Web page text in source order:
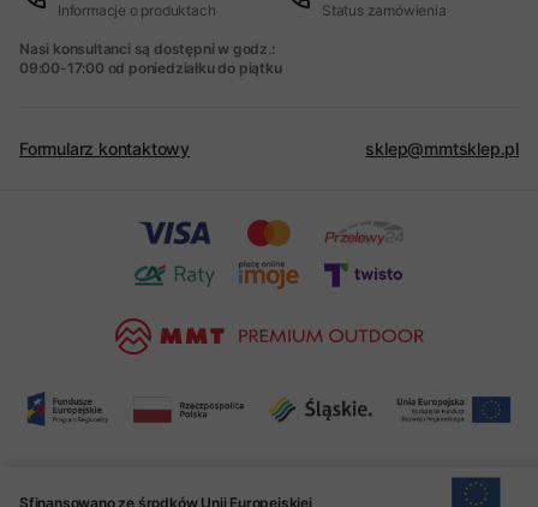
Informacje o produktach Status zamówienia
Nasi konsultanci są dostępni w godz.:
09:00-17:00 od poniedziałku do piątku
Formularz kontaktowy sklep@mmtsklep.pl
Sfinansowano ze środków Unii Europejskiej